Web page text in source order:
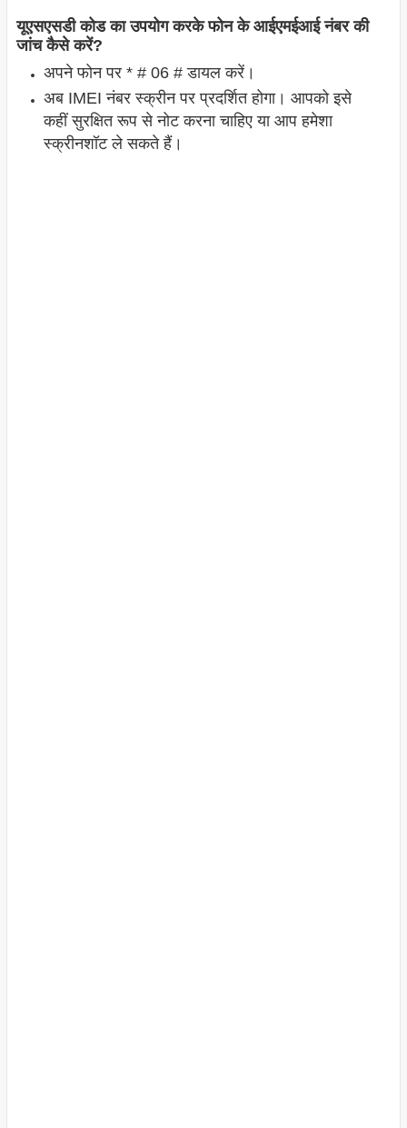
यूएसएसडी कोड का उपयोग करके फोन के आईएमईआई नंबर की
जांच कैसे करें?
अपने फोन पर * # 06 # डायल करें।
अब IMEI नंबर स्क्रीन पर प्रदर्शित होगा। आपको इसे
कहीं सुरक्षित रूप से नोट करना चाहिए या आप हमेशा
स्क्रीनशॉट ले सकते हैं।